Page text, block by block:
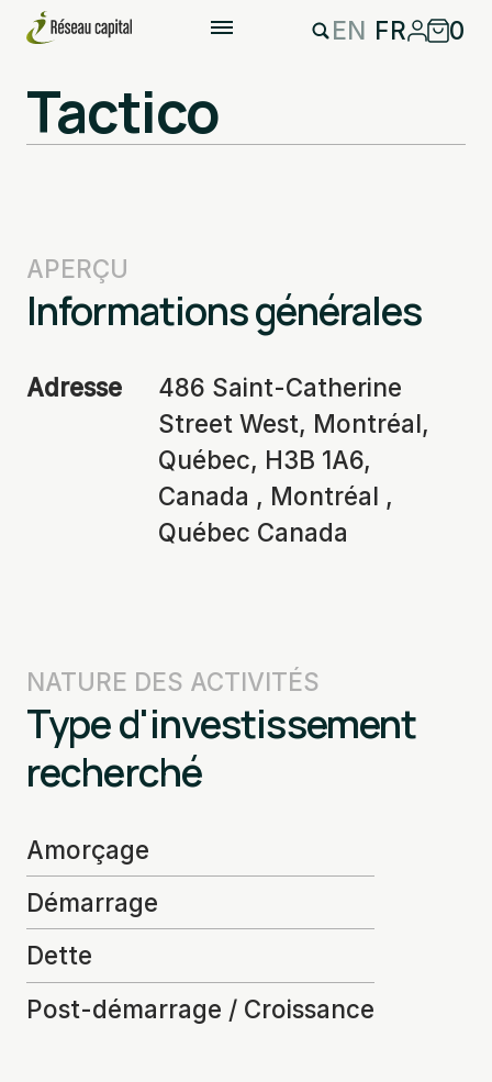
EN FR 0
Tactico
APERÇU
Informations générales
Adresse
486 Saint-Catherine
Street West, Montréal,
Québec, H3B 1A6,
Canada , Montréal ,
Québec Canada
NATURE DES ACTIVITÉS
Type d'investissement
recherché
Amorçage
Démarrage
Dette
Post-démarrage / Croissance